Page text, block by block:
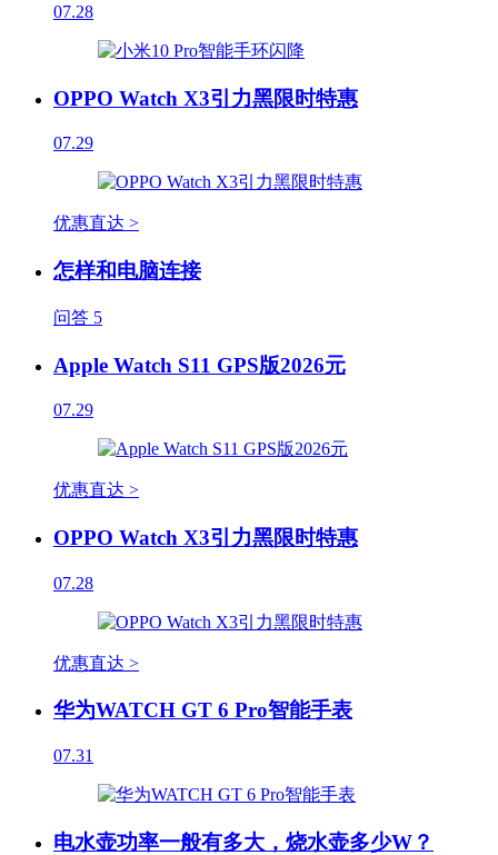
07.28
OPPO Watch X3引力黑限时特惠
07.29
优惠直达 >
怎样和电脑连接
问答 5
Apple Watch S11 GPS版2026元
07.29
优惠直达 >
OPPO Watch X3引力黑限时特惠
07.28
优惠直达 >
华为WATCH GT 6 Pro智能手表
07.31
电水壶功率一般有多大，烧水壶多少W？